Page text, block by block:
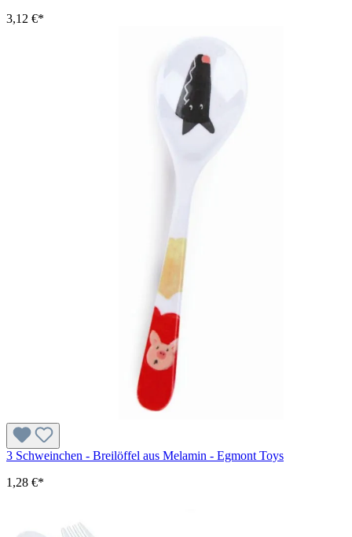
3,12 €*
3 Schweinchen - Breilöffel aus Melamin - Egmont Toys
1,28 €*